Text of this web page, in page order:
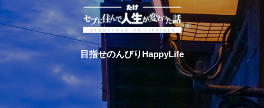
目指せのんびりHappyLife